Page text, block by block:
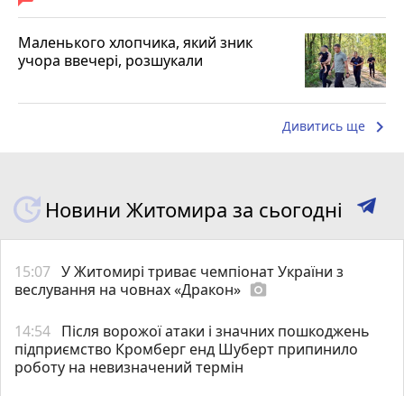
Маленького хлопчика, який зник
учора ввечері, розшукали
Дивитись ще keyboard_arrow_right
Новини Житомира за сьогодні
15:07 У Житомирі триває чемпіонат України з
веслування на човнах «Дракон» photo_camera
14:54 Після ворожої атаки і значних пошкоджень
підприємство Кромберг енд Шуберт припинило
роботу на невизначений термін